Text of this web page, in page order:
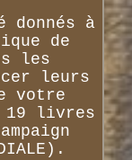
donnés à
de
les
leurs
votre
19 livres